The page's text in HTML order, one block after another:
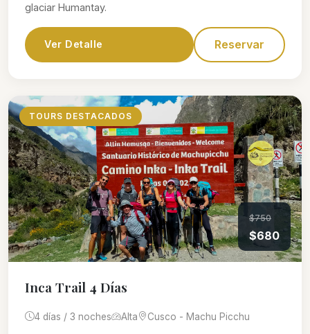
glaciar Humantay.
Ver Detalle Reservar
TOURS DESTACADOS
$750
$680
Inca Trail 4 Días
4 días / 3 noches Alta Cusco - Machu Picchu